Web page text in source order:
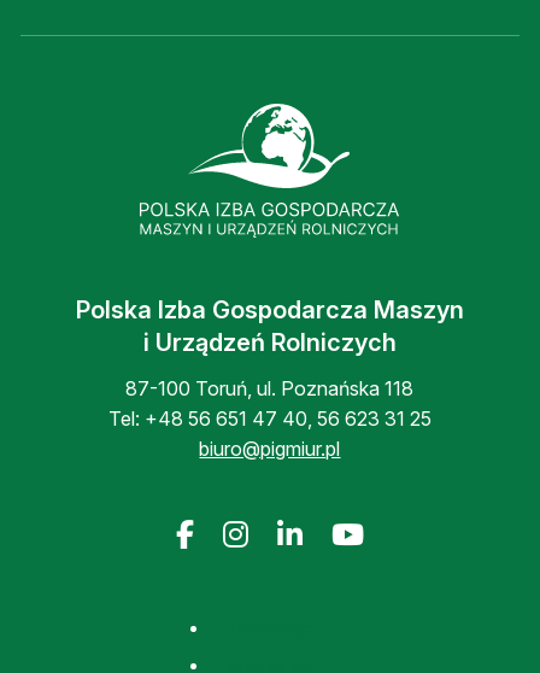
Polska Izba Gospodarcza Maszyn
i Urządzeń Rolniczych
87-100 Toruń, ul. Poznańska 118
Tel: +48 56 651 47 40, 56 623 31 25
biuro@pigmiur.pl